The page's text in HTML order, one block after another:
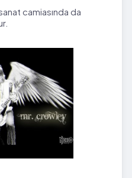
camiasında da